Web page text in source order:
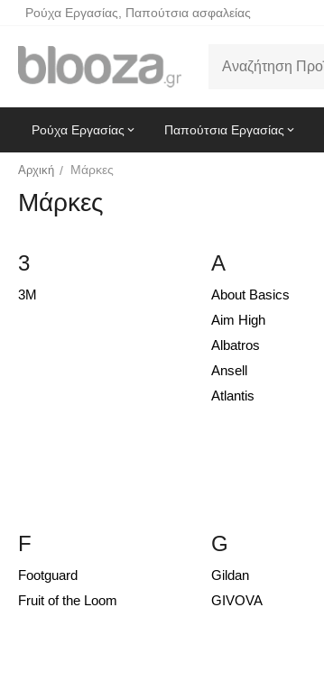
Ρούχα Εργασίας, Παπούτσια ασφαλείας
Ρούχα Εργασίας Παπούτσια Εργασίας
Αρχική / Μάρκες
Μάρκες
3
3M
A
About Basics
Aim High
Albatros
Ansell
Atlantis
F
Footguard
Fruit of the Loom
G
Gildan
GIVOVA